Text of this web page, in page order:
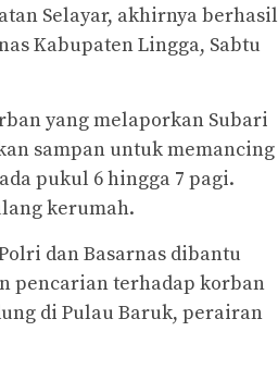
Selayar, akhirnya berhasil
Kabupaten Lingga, Sabtu
yang melaporkan Subari
sampan untuk memancing
pukul 6 hingga 7 pagi.
kerumah.
dan Basarnas dibantu
pencarian terhadap korban
di Pulau Baruk, perairan